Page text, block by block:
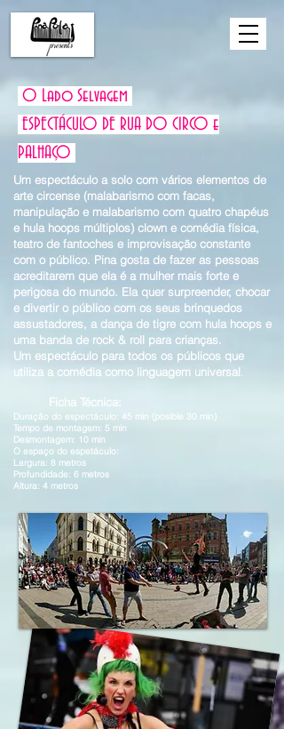
O Lado Selvagem
ESPECTÁCULO DE RUA DO CIRCO e
PALHAÇO
Um espectáculo a solo com vários elementos de
arte circense (malabarismo com facas,
manipulação e malabarismo com quatro chapéus
e hula hoops múltiplos) clown e comédia física,
teatro de fantoches e improvisação constante
com o público. Pina gosta de fazer as pessoas
acreditarem que ela é a mulher mais forte e
perigosa do mundo. Ela quer surpreender, chocar
e divertir o público com os seus brinquedos
assustadores, a dança de tigre com hula hoops e
uma banda de rock & roll para crianças.
Um espectáculo para todos os públicos que
utiliza a comédia como linguagem universal
Ficha Técnica:
Duração do espectáculo: 45 min (posible 30 min)
Tempo de montagem: 5 min
Desmontagem: 10 min
O espaço do espetáculo:
Largura: 8 metros
Profundidade: 6 metros
Altura: 4 metros